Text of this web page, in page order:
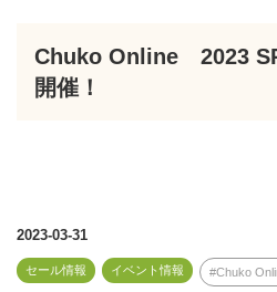
Chuko Online 2023
開催！
2023-03-31
セール情報 イベント情報 Chuko